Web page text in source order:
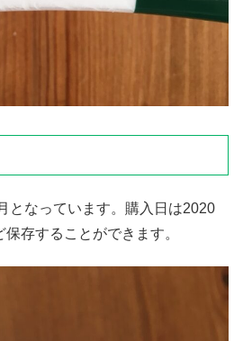
となっています。購入日は2020
存することができます。